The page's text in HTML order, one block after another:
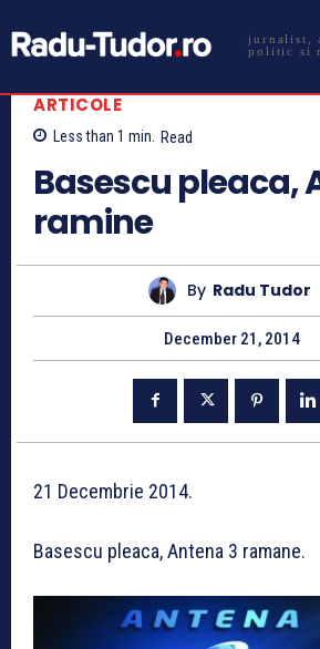
jurnalist,
politic si
ARTICOLE
Less than 1 min. Read
Basescu pleaca,
ramine
By Radu Tudor
December 21, 2014
21 Decembrie 2014.
Basescu pleaca, Antena 3 ramane.